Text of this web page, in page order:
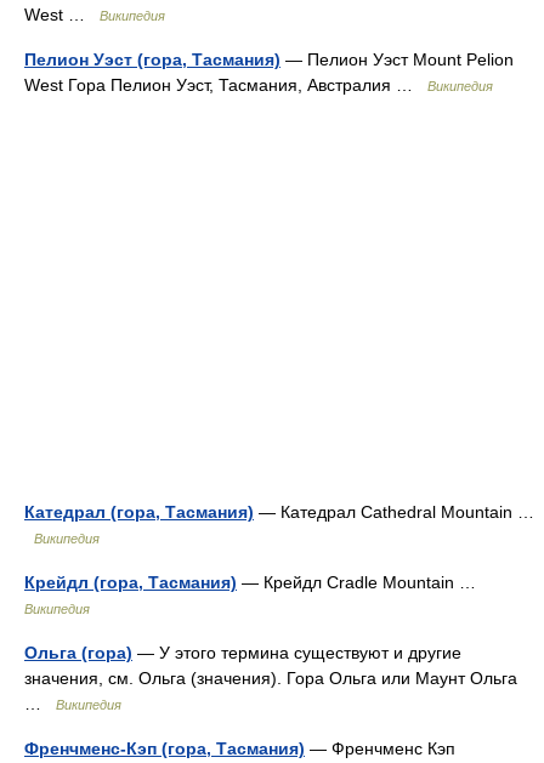
West …
Википедия
Пелион Уэст (гора, Тасмания) — Пелион Уэст Mount Pelion
West Гора Пелион Уэст, Тасмания, Австралия …
Википедия
Катедрал (гора, Тасмания) — Катедрал Cathedral Mountain …
Википедия
Крейдл (гора, Тасмания) — Крейдл Cradle Mountain …
Википедия
Ольга (гора) — У этого термина существуют и другие
значения, см. Ольга (значения). Гора Ольга или Маунт Ольга
Википедия
Френчменс-Кэп (гора, Тасмания) — Френчменс Кэп